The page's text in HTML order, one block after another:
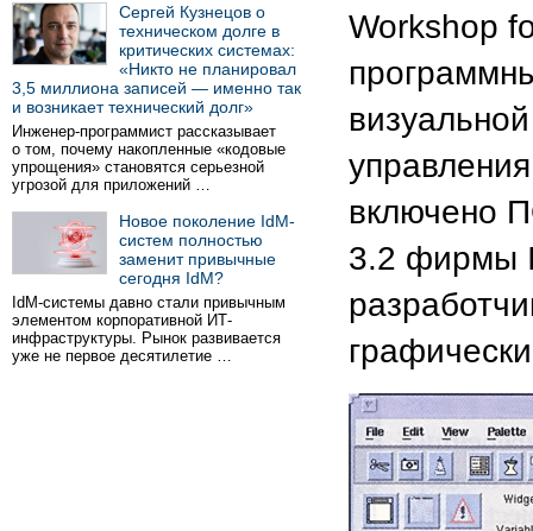
Сергей Кузнецов о
техническом долге в
критических системах:
«Никто не планировал
3,5 миллиона записей — именно так
и возникает технический долг»
Инженер-программист рассказывает
о том, почему накопленные «кодовые
упрощения» становятся серьезной
угрозой для приложений …
Новое поколение IdM-
систем полностью
заменит привычные
сегодня IdM?
IdM-системы давно стали привычным
элементом корпоративной ИТ-
инфраструктуры. Рынок развивается
уже не первое десятилетие …
Workshop
включено
3.2 фирмы